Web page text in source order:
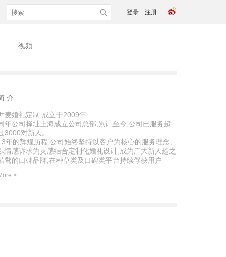
登录 注册
视频
介
麦婚礼定制,成立于2009年
年公司择址上海成立公司总部,累计至今,公司已服务超
3000对新人。
年的辉煌历程,公司始终坚持以客户为核心的服务理念,
情感诉求为灵感结合定制化婚礼设计,成为广大新人趋之
鹜的口碑品牌,在种草类及口碑类平台持续俘获用户
>